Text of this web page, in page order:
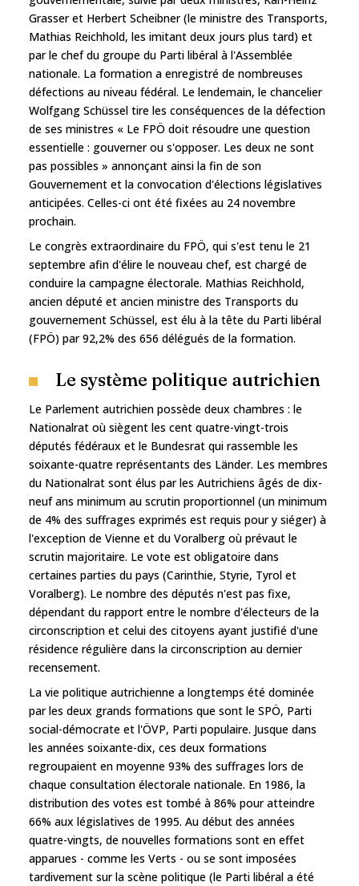
Grasser et Herbert Scheibner (le ministre des Transports,
Mathias Reichhold, les imitant deux jours plus tard) et
par le chef du groupe du Parti libéral à l'Assemblée
nationale. La formation a enregistré de nombreuses
défections au niveau fédéral. Le lendemain, le chancelier
Wolfgang Schüssel tire les conséquences de la défection
de ses ministres « Le FPÖ doit résoudre une question
essentielle : gouverner ou s'opposer. Les deux ne sont
pas possibles » annonçant ainsi la fin de son
Gouvernement et la convocation d'élections législatives
anticipées. Celles-ci ont été fixées au 24 novembre
prochain.
Le congrès extraordinaire du FPÖ, qui s'est tenu le 21
septembre afin d'élire le nouveau chef, est chargé de
conduire la campagne électorale. Mathias Reichhold,
ancien député et ancien ministre des Transports du
gouvernement Schüssel, est élu à la tête du Parti libéral
(FPÖ) par 92,2% des 656 délégués de la formation.
Le système politique autrichien
Le Parlement autrichien possède deux chambres : le
Nationalrat où siègent les cent quatre-vingt-trois
députés fédéraux et le Bundesrat qui rassemble les
soixante-quatre représentants des Länder. Les membres
du Nationalrat sont élus par les Autrichiens âgés de dix-
neuf ans minimum au scrutin proportionnel (un minimum
de 4% des suffrages exprimés est requis pour y siéger) à
l'exception de Vienne et du Voralberg où prévaut le
scrutin majoritaire. Le vote est obligatoire dans
certaines parties du pays (Carinthie, Styrie, Tyrol et
Voralberg). Le nombre des députés n'est pas fixe,
dépendant du rapport entre le nombre d'électeurs de la
circonscription et celui des citoyens ayant justifié d'une
résidence régulière dans la circonscription au dernier
recensement.
La vie politique autrichienne a longtemps été dominée
par les deux grands formations que sont le SPÖ, Parti
social-démocrate et l'ÖVP, Parti populaire. Jusque dans
les années soixante-dix, ces deux formations
regroupaient en moyenne 93% des suffrages lors de
chaque consultation électorale nationale. En 1986, la
distribution des votes est tombé à 86% pour atteindre
66% aux législatives de 1995. Au début des années
quatre-vingts, de nouvelles formations sont en effet
apparues - comme les Verts - ou se sont imposées
tardivement sur la scène politique (le Parti libéral a été